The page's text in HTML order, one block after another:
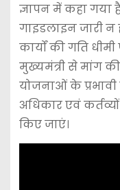
ज्ञापन में कहा गया
गाइडलाइन जारी
कार्यों की गति
मुख्यमंत्री से मांग
योजनाओं के
अधिकार एवं
किए जाएं।